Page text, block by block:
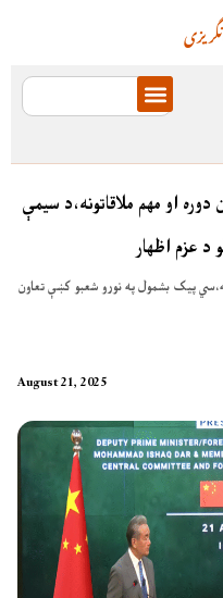
او مهم ملاقاتونه،د سيمې
د عزم اظهار
پيک بشمول په نورو شعبو کښې تعاون
August 21, 2025